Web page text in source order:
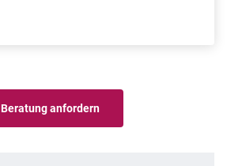
Beratung anfordern